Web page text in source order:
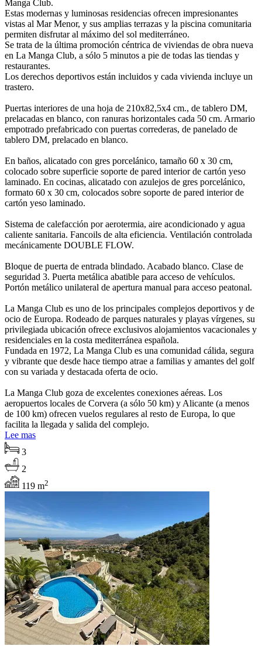
Manga Club.
Estas modernas y luminosas residencias ofrecen impresionantes
vistas al Mar Menor, y sus amplias terrazas y la piscina comunitaria
permiten disfrutar al máximo del sol mediterráneo.
Se trata de la última promoción céntrica de viviendas de obra nueva
en La Manga Club, a sólo 5 minutos a pie de todas las tiendas y
restaurantes.
Los derechos deportivos están incluidos y cada vivienda incluye un
trastero.
Puertas interiores de una hoja de 210x82,5x4 cm., de tablero DM,
prelacadas en blanco, con ranuras horizontales cada 50 cm. Armario
empotrado prefabricado con puertas correderas, de panelado de
tablero DM, prelacado en blanco.
En baños, alicatado con gres porcelánico, tamaño 60 x 30 cm,
colocado sobre superficie soporte de pared interior de cartón yeso
laminado. En cocinas, alicatado con azulejos de gres porcelánico,
formato 60 x 30 cm, colocados sobre soporte de pared interior de
cartón yeso laminado.
Sistema de calefacción por aerotermia, aire acondicionado y agua
caliente sanitaria. Fancoils de alta eficiencia. Ventilación controlada
mecánicamente DOUBLE FLOW.
Bloque de puerta de entrada blindado. Acabado blanco. Clase de
seguridad 3. Puerta metálica abatible para acceso de vehículos.
Portón metálico unilateral de apertura manual para acceso peatonal.
La Manga Club es uno de los principales complejos deportivos y de
ocio de Europa. Rodeado de parques naturales y playas vírgenes, su
privilegiada ubicación ofrece exclusivos alojamientos vacacionales y
residenciales en la costa mediterránea española.
Fundada en 1972, La Manga Club es una comunidad cálida, segura
y vibrante que desde hace tiempo atrae a familias y amantes del golf
con su variada y destacada oferta de ocio.
La Manga Club goza de excelentes conexiones aéreas. Los
aeropuertos locales de Corvera (a sólo 50 km) y Alicante (a menos
de 100 km) ofrecen vuelos regulares al resto de Europa, lo que
facilita la llegada y salida del complejo.
Lee mas
3
2
119 m2